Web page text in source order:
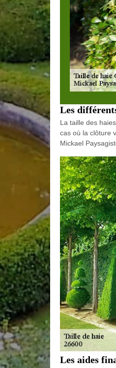
Les
La taille des
cas où la clôture
Mickael
Les aides